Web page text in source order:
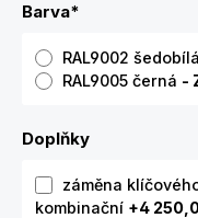
Barva*
RAL9002 šedobílá
RAL9005 černá -
Doplňky
záměna
kombinační +4